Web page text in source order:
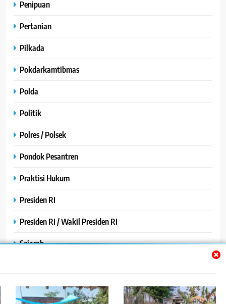
Penipuan
Pertanian
Pilkada
Pokdarkamtibmas
Polda
Politik
Polres / Polsek
Pondok Pesantren
Praktisi Hukum
Presiden RI
Presiden RI / Wakil Presiden RI
Sejarah
SPPG /MBG